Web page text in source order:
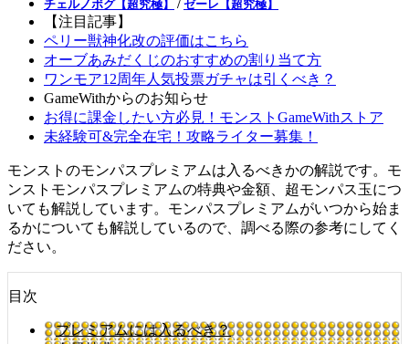
チェルノボグ【超究極】
/ ゼーレ【超究極】
【注目記事】
ペリー獣神化改の評価はこちら
オーブあみだくじのおすすめの割り当て方
ワンモア12周年人気投票ガチャは引くべき？
GameWithからのお知らせ
お得に課金したい方必見！モンストGameWithストア
未経験可&完全在宅！攻略ライター募集！
モンストのモンパスプレミアムは入るべきかの解説です。モ
ンストモンパスプレミアムの特典や金額、超モンパス玉につ
いても解説しています。モンパスプレミアムがいつから始ま
るかについても解説しているので、調べる際の参考にしてく
ださい。
目次
プレミアムには入るべき？